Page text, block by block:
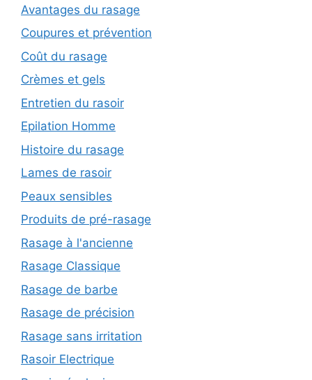
Avantages du rasage
Coupures et prévention
Coût du rasage
Crèmes et gels
Entretien du rasoir
Epilation Homme
Histoire du rasage
Lames de rasoir
Peaux sensibles
Produits de pré-rasage
Rasage à l'ancienne
Rasage Classique
Rasage de barbe
Rasage de précision
Rasage sans irritation
Rasoir Electrique